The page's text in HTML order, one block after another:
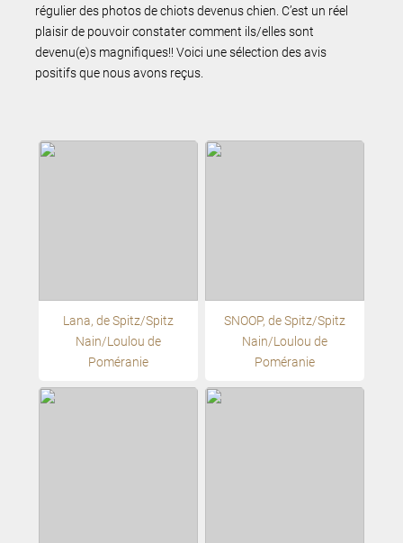
régulier des photos de chiots devenus chien. C’est un réel
plaisir de pouvoir constater comment ils/elles sont
devenu(e)s magnifiques!! Voici une sélection des avis
positifs que nous avons reçus.
Lana, de Spitz/Spitz
Nain/Loulou de
Poméranie
SNOOP, de Spitz/Spitz
Nain/Loulou de
Poméranie